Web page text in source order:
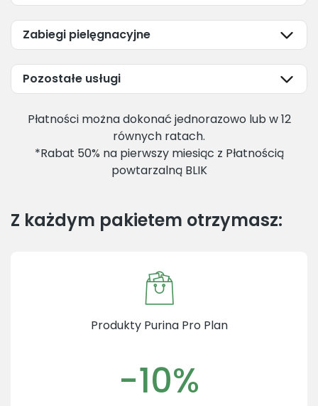
Zabiegi pielęgnacyjne
Pozostałe usługi
Płatności można dokonać jednorazowo lub w 12
równych ratach.
*Rabat 50% na pierwszy miesiąc z Płatnością
powtarzalną BLIK
Z każdym pakietem otrzymasz:
Produkty Purina Pro Plan
-10%